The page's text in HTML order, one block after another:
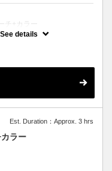
チ+カラー
円）
ーのカラーのみです。表面
See details
Est. Duration：Approx. 3 hrs
カラー